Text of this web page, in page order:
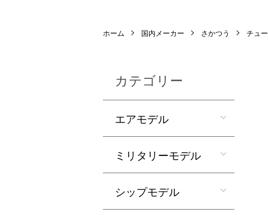
ホーム 国内メーカー さかつう チュ
カテゴリー
エアモデル
ミリタリーモデル
シップモデル